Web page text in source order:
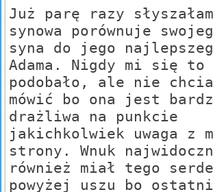
Już parę razy
synowa porównuje
syna do jego
Adama. Nigdy mi się to
podobało, ale nie
mówić bo ona jest
drażliwa na punkcie
jakichkolwiek uwaga z
strony. Wnuk
również miał tego
powyżej uszu bo